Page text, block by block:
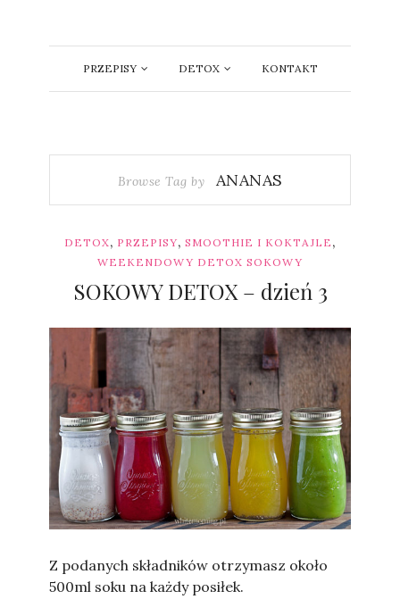
PRZEPISY DETOX KONTAKT
Browse Tag by ANANAS
DETOX, PRZEPISY, SMOOTHIE I KOKTAJLE ,
WEEKENDOWY DETOX SOKOWY
SOKOWY DETOX – dzień 3
Sylwia
Z podanych składników otrzymasz około
500ml soku na każdy posiłek.